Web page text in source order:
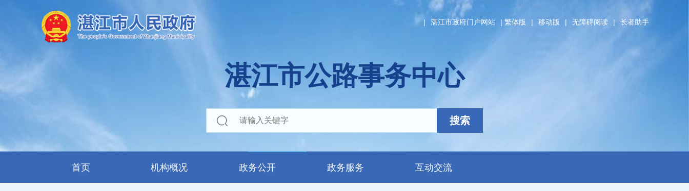
| 湛江市政府门户网站 | 繁体版 | 移动版 | 无障碍阅读 | 长者助手
湛江市公路事务中心
搜索
首页 机构概况 政务公开 政务服务 互动交流